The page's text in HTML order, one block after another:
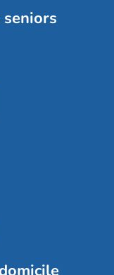
seniors